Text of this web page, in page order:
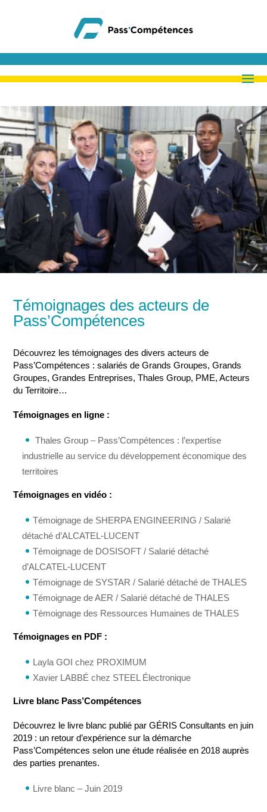
Témoignages des acteurs de
Pass’Compétences
Découvrez les témoignages des divers acteurs de
Pass’Compétences : salariés de Grands Groupes, Grands
Groupes, Grandes Entreprises, Thales Group, PME, Acteurs
du Territoire…
Témoignages en ligne :
Thales Group – Pass’Compétences : l’expertise
industrielle au service du développement économique des
territoires
Témoignages en vidéo :
Témoignage de SHERPA ENGINEERING / Salarié
détaché d’ALCATEL-LUCENT
Témoignage de DOSISOFT / Salarié détaché
d’ALCATEL-LUCENT
Témoignage de SYSTAR / Salarié détaché de THALES
Témoignage de AER / Salarié détaché de THALES
Témoignage des Ressources Humaines de THALES
Témoignages en PDF :
Layla GOI chez PROXIMUM
Xavier LABBÉ chez STEEL Électronique
Livre blanc Pass’Compétences
Découvrez le livre blanc publié par GÉRIS Consultants en juin
2019 : un retour d’expérience sur la démarche
Pass’Compétences selon une étude réalisée en 2018 auprès
des parties prenantes.
Livre blanc – Juin 2019